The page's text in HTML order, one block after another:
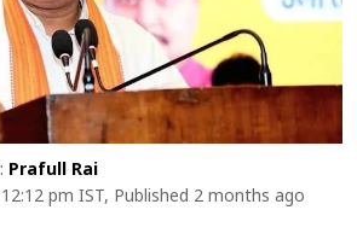
Prafull Rai
pm IST, Published 2 months ago